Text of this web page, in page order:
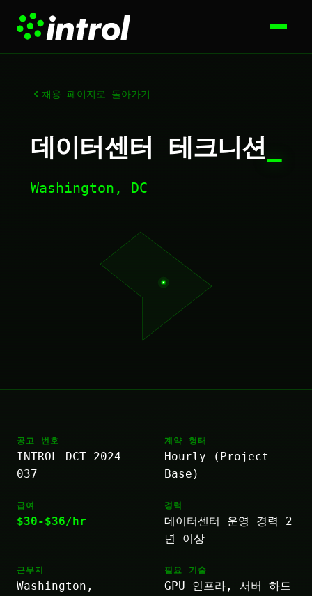
채용 페이지로 돌아가기
데이터센터 테크니션
Washington, DC
공고 번호
INTROL-DCT-2024-
037
계약 형태
Hourly (Project
Base)
급여
$30-$36/hr
경력
데이터센터 운영 경력 2
년 이상
근무지
Washington,
필요 기술
GPU 인프라, 서버 하드